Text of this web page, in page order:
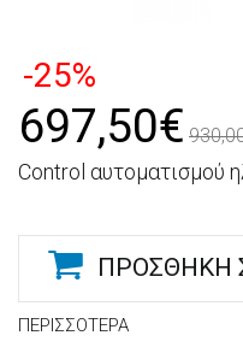
-25%
697,50€
Control αυτοματισμού
ΠΡΟΣΘΉΚΗ
ΠΕΡΙΣΣΌΤΕΡΑ